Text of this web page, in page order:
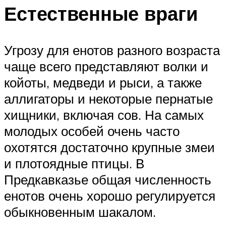
Естественные враги
Угрозу для енотов разного возраста
чаще всего представляют волки и
койоты, медведи и рыси, а также
аллигаторы и некоторые пернатые
хищники, включая сов. На самых
молодых особей очень часто
охотятся достаточно крупные змеи
и плотоядные птицы. В
Предкавказье общая численность
енотов очень хорошо регулируется
обыкновенным шакалом.